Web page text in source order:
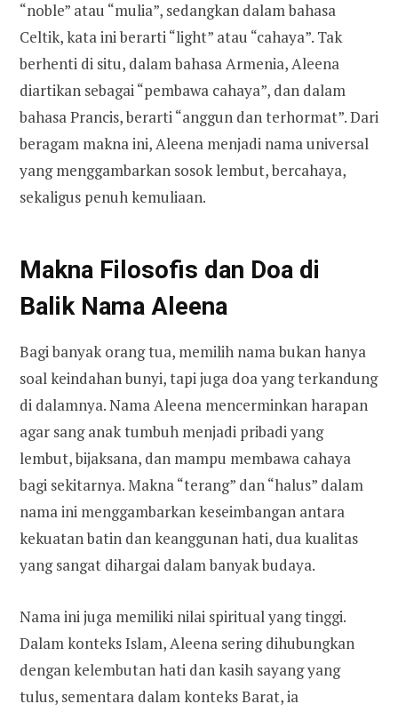
“noble” atau “mulia”, sedangkan dalam bahasa
Celtik, kata ini berarti “light” atau “cahaya”. Tak
berhenti di situ, dalam bahasa Armenia, Aleena
diartikan sebagai “pembawa cahaya”, dan dalam
bahasa Prancis, berarti “anggun dan terhormat”. Dari
beragam makna ini, Aleena menjadi nama universal
yang menggambarkan sosok lembut, bercahaya,
sekaligus penuh kemuliaan.
Makna Filosofis dan Doa di
Balik Nama Aleena
Bagi banyak orang tua, memilih nama bukan hanya
soal keindahan bunyi, tapi juga doa yang terkandung
di dalamnya. Nama Aleena mencerminkan harapan
agar sang anak tumbuh menjadi pribadi yang
lembut, bijaksana, dan mampu membawa cahaya
bagi sekitarnya. Makna “terang” dan “halus” dalam
nama ini menggambarkan keseimbangan antara
kekuatan batin dan keanggunan hati, dua kualitas
yang sangat dihargai dalam banyak budaya.
Nama ini juga memiliki nilai spiritual yang tinggi.
Dalam konteks Islam, Aleena sering dihubungkan
dengan kelembutan hati dan kasih sayang yang
tulus, sementara dalam konteks Barat, ia